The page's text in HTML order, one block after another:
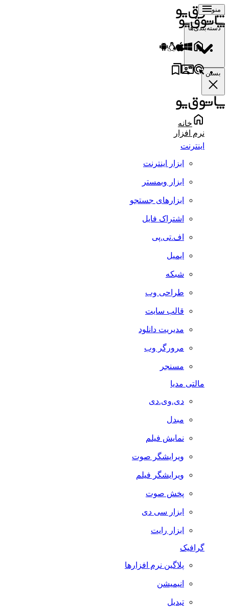
منو
دسته‌بندی‌ها
بستن
خانه
نرم افزار
اینترنت
ابزار اینترنت
ابزار وبمستر
ابزارهای جستجو
اشتراک فایل
اف.تی.پی
ایمیل
شبکه
طراحی وب
قالب سایت
مدیریت دانلود
مرورگر وب
مسنجر
مالتی مدیا
دی.وی.دی
مبدل
نمایش فیلم
ویرایشگر صوت
ویرایشگر فیلم
پخش صوت
ابزار سی دی
ابزار رایت
گرافیک
پلاگین نرم افزارها
انیمیشن
تبدیل